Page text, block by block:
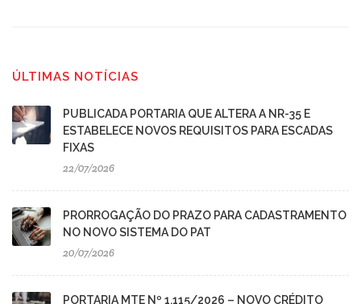
ÚLTIMAS NOTÍCIAS
PUBLICADA PORTARIA QUE ALTERA A NR-35 E
ESTABELECE NOVOS REQUISITOS PARA ESCADAS
FIXAS
22/07/2026
PRORROGAÇÃO DO PRAZO PARA CADASTRAMENTO
NO NOVO SISTEMA DO PAT
20/07/2026
PORTARIA MTE Nº 1.115/2026 – NOVO CRÉDITO